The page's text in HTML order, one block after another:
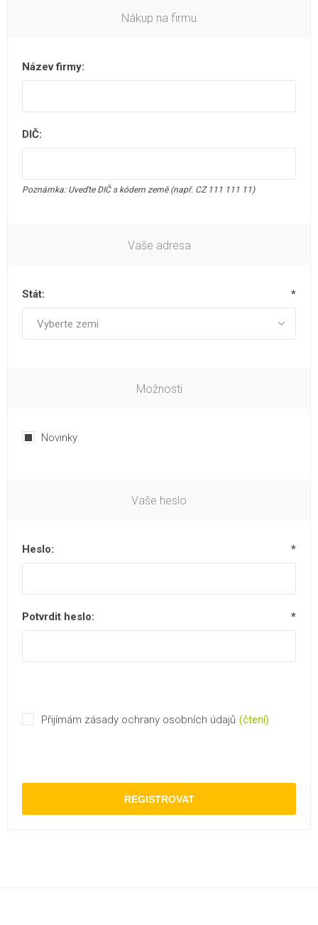
Nákup na firmu
Název firmy:
DIČ:
Poznámka: Uveďte DIČ s kódem země (např. CZ 111 111 11)
Vaše adresa
Stát: *
Možnosti
Novinky
Vaše heslo
Heslo: *
Potvrdit heslo: *
Přijímám zásady ochrany osobních údajů (čtení)